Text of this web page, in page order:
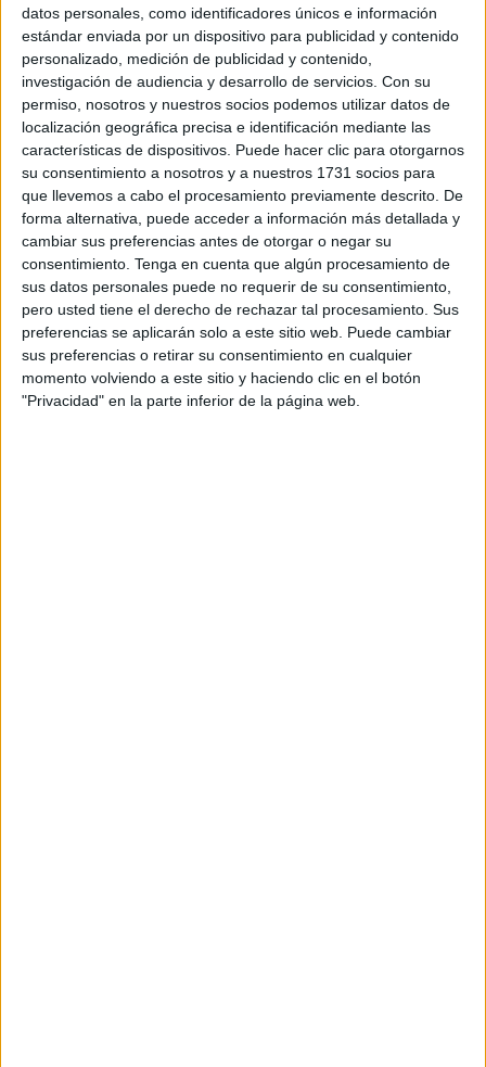
datos personales, como identificadores únicos e información
estándar enviada por un dispositivo para publicidad y contenido
personalizado, medición de publicidad y contenido,
investigación de audiencia y desarrollo de servicios. Con su
permiso, nosotros y nuestros socios podemos utilizar datos de
localización geográfica precisa e identificación mediante las
características de dispositivos. Puede hacer clic para otorgarnos
su consentimiento a nosotros y a nuestros 1731 socios para
que llevemos a cabo el procesamiento previamente descrito. De
forma alternativa, puede acceder a información más detallada y
cambiar sus preferencias antes de otorgar o negar su
consentimiento. Tenga en cuenta que algún procesamiento de
sus datos personales puede no requerir de su consentimiento,
pero usted tiene el derecho de rechazar tal procesamiento. Sus
preferencias se aplicarán solo a este sitio web. Puede cambiar
sus preferencias o retirar su consentimiento en cualquier
momento volviendo a este sitio y haciendo clic en el botón
"Privacidad" en la parte inferior de la página web.
Quebrados, ha generado alarmaentre los vecinosque,
preocupados por la situación, han llamado a los servicios
de emergencia para evitar que el fuego fuera a mayores.
Pasadas las 10:30 horas de la mañana de este miércoles,
"entre el hospital y la frontera", se ha podido divisar gran
cantidad de humo negro que salía incesantemente de un
lugar que no era precisado en principio, causando alarma
entre las personas que han notado la situación y que han
informado al respecto.